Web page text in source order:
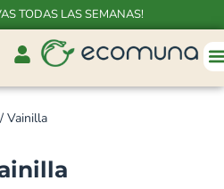
TODAS LAS SEMANAS!
Vainilla